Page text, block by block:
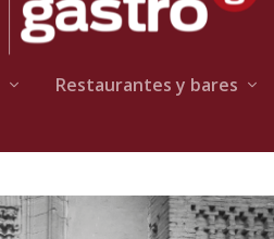
Restaurantes y bares